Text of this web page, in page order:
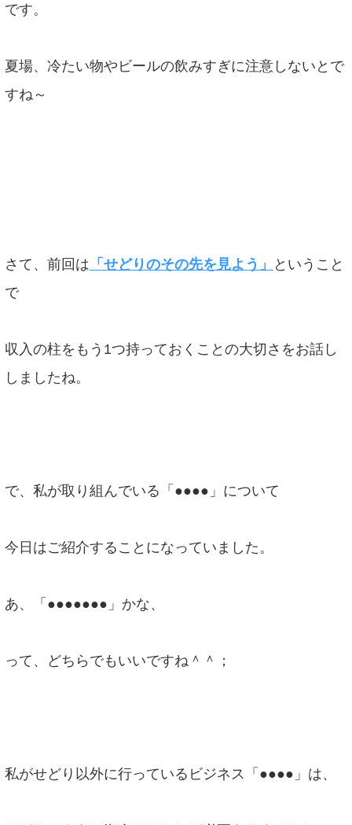
です。
夏場、冷たい物やビールの飲みすぎに注意しないとで
すね～
さて、前回は 「せどりのその先を見よう」
ということ
で
収入の柱をもう1つ持っておくことの大切さをお話し
しましたね。
で、私が取り組んでいる「●●●●」について
今日はご紹介することになっていました。
あ、「●●●●●●●」かな、
って、どちらでもいいですね＾＾；
私がせどり以外に行っているビジネス「●●●●」は、